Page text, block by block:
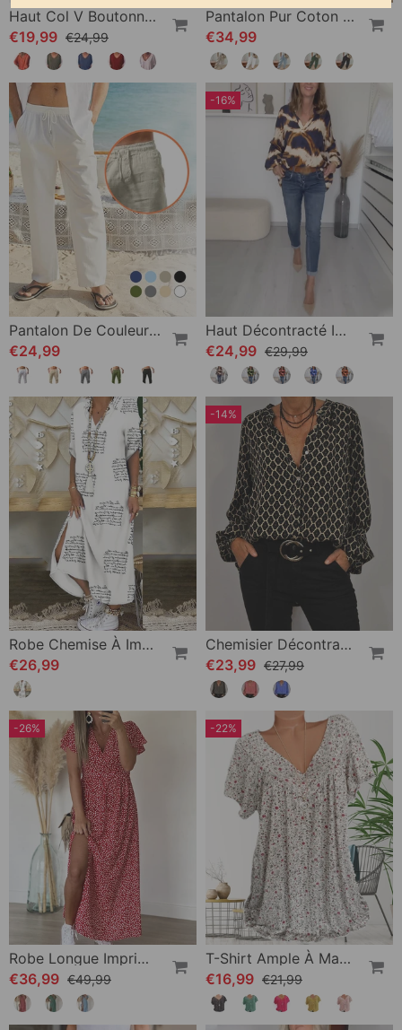
Haut Col V Boutonné Dos Manches 3/4
€19,99 €24,99
Pantalon Pur Coton Couleur Unie
€34,99
Pantalon De Couleur Unie Respirant En Coton Lin
€24,99
-16%
Haut Décontracté Imprimé À Col En V
€24,99 €29,99
Robe Chemise À Imprimé Fendu
€26,99
-14%
Chemisier Décontracté Avec Col En V
€23,99 €27,99
-26%
Robe Longue Imprimée À Encolure En V
€36,99 €49,99
-22%
T-Shirt Ample À Manches Courtes Et Col V
€16,99 €21,99